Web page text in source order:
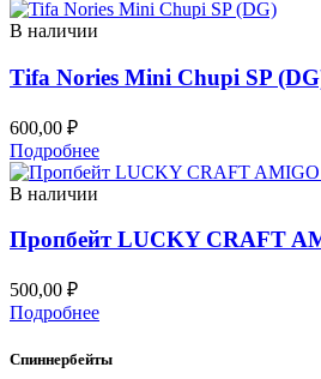
В наличии
Tifa Nories Mini Chupi SP
600,00 ₽
Подробнее
В наличии
Пропбейт LUCKY CRAFT
500,00 ₽
Подробнее
Спиннербейты